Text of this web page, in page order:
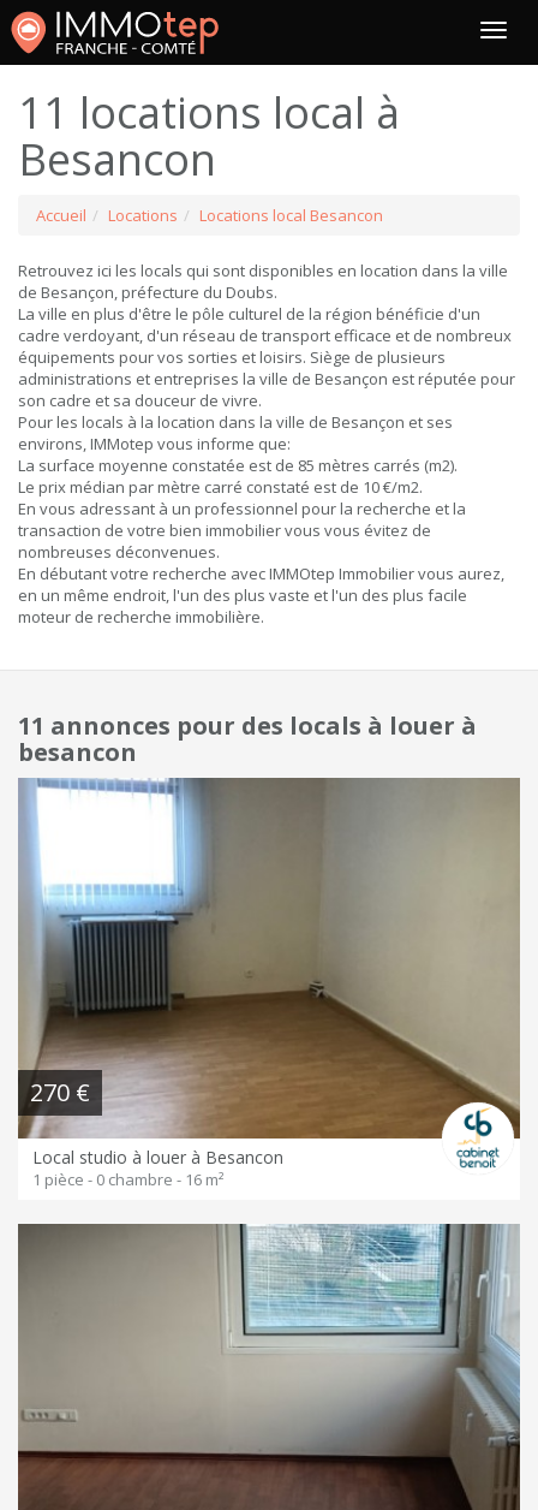
11 locations local à
Besancon
Accueil Locations Locations local Besancon
Retrouvez ici les locals qui sont disponibles en location dans la ville
de Besançon, préfecture du Doubs.
La ville en plus d'être le pôle culturel de la région bénéficie d'un
cadre verdoyant, d'un réseau de transport efficace et de nombreux
équipements pour vos sorties et loisirs. Siège de plusieurs
administrations et entreprises la ville de Besançon est réputée pour
son cadre et sa douceur de vivre.
Pour les locals à la location dans la ville de Besançon et ses
environs, IMMotep vous informe que:
La surface moyenne constatée est de 85 mètres carrés (m2).
Le prix médian par mètre carré constaté est de 10 €/m2.
En vous adressant à un professionnel pour la recherche et la
transaction de votre bien immobilier vous vous évitez de
nombreuses déconvenues.
En débutant votre recherche avec IMMOtep Immobilier vous aurez,
en un même endroit, l'un des plus vaste et l'un des plus facile
moteur de recherche immobilière.
11 annonces pour des locals à louer à
besancon
270 €
Local studio à louer à Besancon
1 pièce - 0 chambre - 16 m²